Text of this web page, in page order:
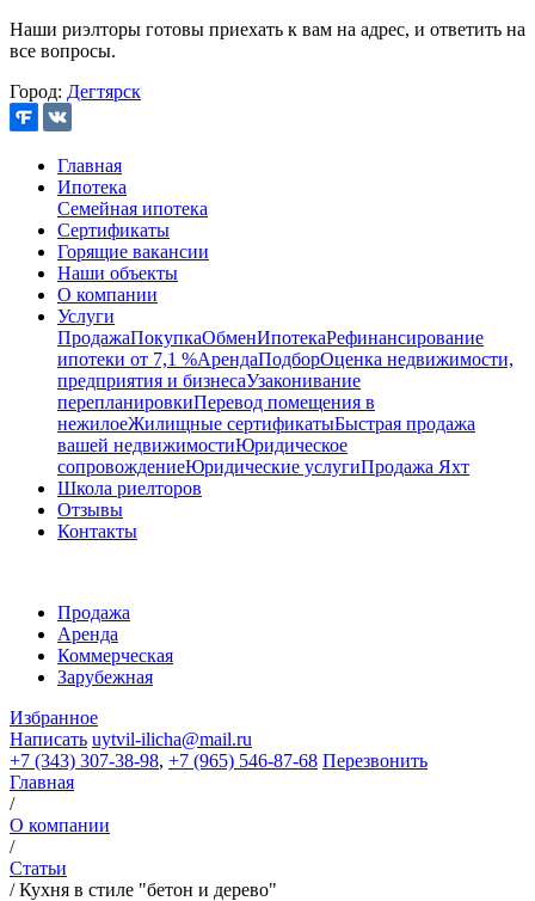
Наши риэлторы готовы приехать к вам на адрес, и ответить на
все вопросы.
Город: Дегтярск
Главная
Ипотека
Семейная ипотека
Сертификаты
Горящие вакансии
Наши объекты
О компании
Услуги
ПродажаПокупкаОбменИпотекаРефинансирование
ипотеки от 7,1 %АрендаПодборОценка недвижимости,
предприятия и бизнесаУзаконивание
перепланировкиПеревод помещения в
нежилоеЖилищные сертификатыБыстрая продажа
вашей недвижимостиЮридическое
сопровождениеЮридические услугиПродажа Яхт
Школа риелторов
Отзывы
Контакты
Продажа
Аренда
Коммерческая
Зарубежная
Избранное
Написать uytvil-ilicha@mail.ru
+7 (343) 307-38-98, +7 (965) 546-87-68 Перезвонить
Главная
/
О компании
/
Статьи
/Кухня в стиле "бетон и дерево"